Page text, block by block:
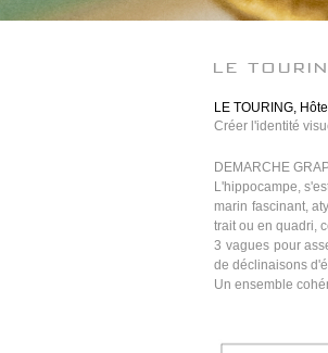
le
LE TOURING,
Créer l'identité
DEMARCHE
L'hippocampe,
marin fascinant,
trait ou en quadri,
3 vagues pour
de déclinaisons
Un ensemble